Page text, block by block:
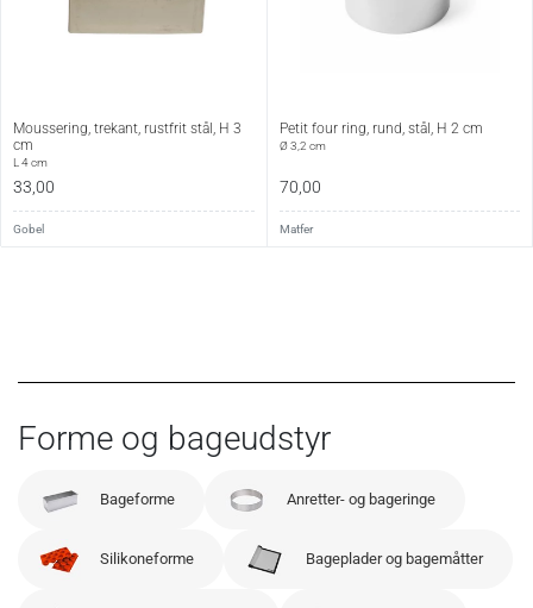
Moussering, trekant, rustfrit stål, H 3
cm
L 4 cm
33,00
Gobel
Petit four ring, rund, stål, H 2 cm
Ø 3,2 cm
70,00
Matfer
Forme og bageudstyr
Bageforme Anretter- og bageringe
Silikoneforme Bageplader og bagemåtter